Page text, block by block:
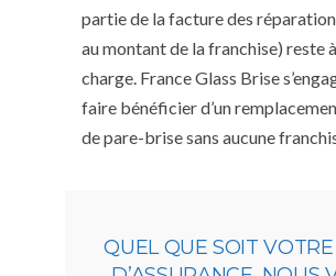
partie de la facture des
au montant de la franchise) reste
charge. France Glass Brise
faire bénéficier d’un
de pare-brise sans aucune
QUEL QUE SOIT